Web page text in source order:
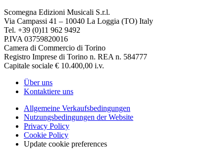
Scomegna Edizioni Musicali S.r.l.
Via Campassi 41 – 10040 La Loggia (TO) Italy
Tel. +39 (0)11 962 9492
P.IVA 03759820016
Camera di Commercio di Torino
Registro Imprese di Torino n. REA n. 584777
Capitale sociale € 10.400,00 i.v.
Über uns
Kontaktiere uns
Allgemeine Verkaufsbedingungen
Nutzungsbedingungen der Website
Privacy Policy
Cookie Policy
Update cookie preferences